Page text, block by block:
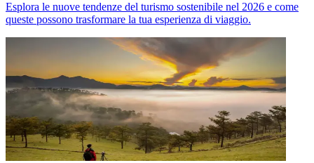
Esplora le nuove tendenze del turismo sostenibile nel 2026 e come
queste possono trasformare la tua esperienza di viaggio.